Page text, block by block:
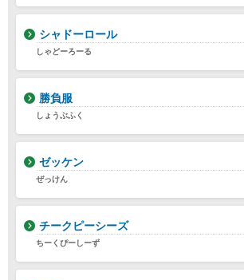
シャドーロール
しゃどーろーる
勝負服
しょうぶふく
ゼッケン
ぜっけん
チークピーシーズ
ちーくぴーしーず